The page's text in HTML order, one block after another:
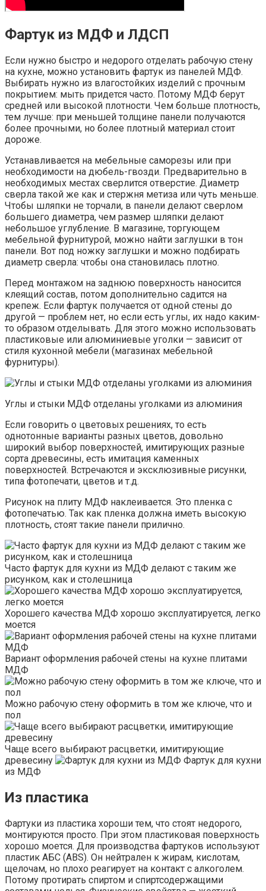
Фартук из МДФ и ЛДСП
Если нужно быстро и недорого отделать рабочую стену
на кухне, можно установить фартук из панелей МДФ.
Выбирать нужно из влагостойких изделий с прочным
покрытием: мыть придется часто. Потому МДФ берут
средней или высокой плотности. Чем больше плотность,
тем лучше: при меньшей толщине панели получаются
более прочными, но более плотный материал стоит
дороже.
Устанавливается на мебельные саморезы или при
необходимости на дюбель-гвозди. Предварительно в
необходимых местах сверлится отверстие. Диаметр
сверла такой же как и стержня метиза или чуть меньше.
Чтобы шляпки не торчали, в панели делают сверлом
большего диаметра, чем размер шляпки делают
небольшое углубление. В магазине, торгующем
мебельной фурнитурой, можно найти заглушки в тон
панели. Вот под ножку заглушки и можно подбирать
диаметр сверла: чтобы она становилась плотно.
Перед монтажом на заднюю поверхность наносится
клеящий состав, потом дополнительно садится на
крепеж. Если фартук получается от одной стены до
другой — проблем нет, но если есть углы, их надо каким-
то образом отделывать. Для этого можно использовать
пластиковые или алюминиевые уголки — зависит от
стиля кухонной мебели (магазинах мебельной
фурнитуры).
Углы и стыки МДФ отделаны уголками из алюминия
Если говорить о цветовых решениях, то есть
однотонные варианты разных цветов, довольно
широкий выбор поверхностей, имитирующих разные
сорта древесины, есть имитация каменных
поверхностей. Встречаются и эксклюзивные рисунки,
типа фотопечати, цветов и т.д.
Рисунок на плиту МДФ наклеивается. Это пленка с
фотопечатью. Так как пленка должна иметь высокую
плотность, стоят такие панели прилично.
Часто фартук для кухни из МДФ делают с таким же
рисунком, как и столешница
Хорошего качества МДФ хорошо эксплуатируется, легко
моется
Вариант оформления рабочей стены на кухне плитами
МДФ
Можно рабочую стену оформить в том же ключе, что и
пол
Чаще всего выбирают расцветки, имитирующие
древесину
Фартук для кухни
из МДФ
Из пластика
Фартуки из пластика хороши тем, что стоят недорого,
монтируются просто. При этом пластиковая поверхность
хорошо моется. Для производства фартуков используют
пластик АБС (ABS). Он нейтрален к жирам, кислотам,
щелочам, но плохо реагирует на контакт с алкоголем.
Потому протирать спиртом и спиртсодержащими